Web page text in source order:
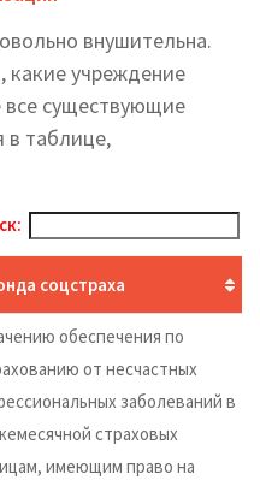
внушительна.
учреждение
существующие
в таблице,
соцстраха
обеспечения по
от несчастных
заболеваний в
страховых
имеющим право на